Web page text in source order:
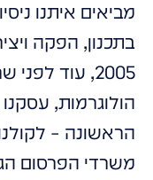
מביאים איתנו
בתכנון, הפקה
2005, עוד
הולוגרמות,
הראשונה –
משרדי הפרסום